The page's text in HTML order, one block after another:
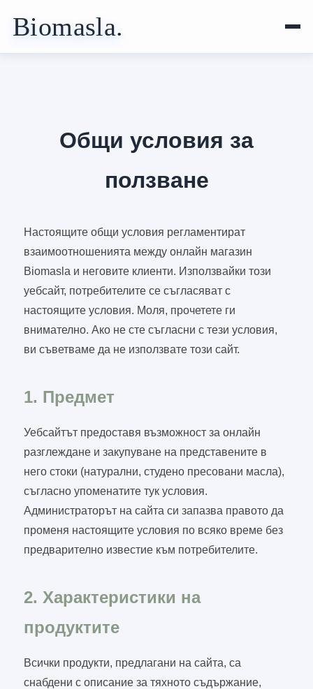
Biomasla.
Общи условия за
ползване
Настоящите общи условия регламентират
взаимоотношенията между онлайн магазин
Biomasla и неговите клиенти. Използвайки този
уебсайт, потребителите се съгласяват с
настоящите условия. Моля, прочетете ги
внимателно. Ако не сте съгласни с тези условия,
ви съветваме да не използвате този сайт.
1. Предмет
Уебсайтът предоставя възможност за онлайн
разглеждане и закупуване на представените в
него стоки (натурални, студено пресовани масла),
съгласно упоменатите тук условия.
Администраторът на сайта си запазва правото да
променя настоящите условия по всяко време без
предварително известие към потребителите.
2. Характеристики на
продуктите
Всички продукти, предлагани на сайта, са
снабдени с описание за тяхното съдържание,